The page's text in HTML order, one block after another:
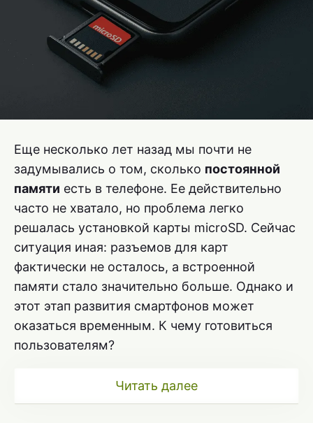
Еще несколько лет назад мы почти не
задумывались о том, сколько постоянной
памяти есть в телефоне. Ее действительно
часто не хватало, но проблема легко
решалась установкой карты microSD. Сейчас
ситуация иная: разъемов для карт
фактически не осталось, а встроенной
памяти стало значительно больше. Однако и
этот этап развития смартфонов может
оказаться временным. К чему готовиться
пользователям?
Читать далее